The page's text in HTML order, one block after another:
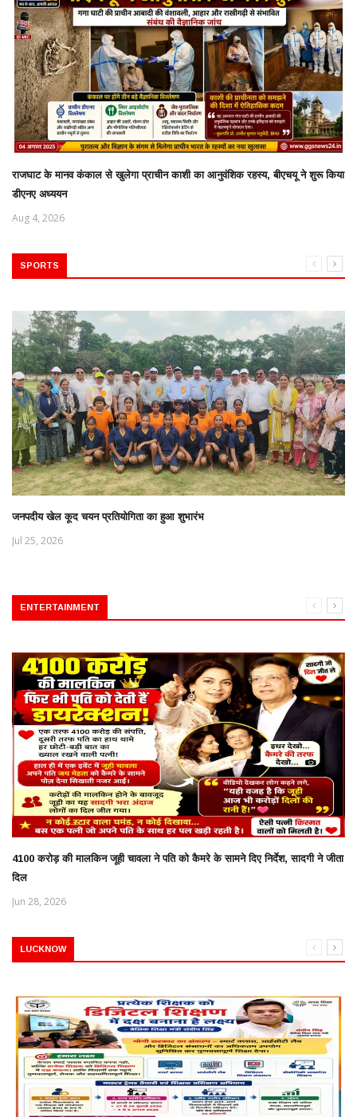
राजघाट के मानव कंकाल से खुलेगा प्राचीन काशी का आनुवंशिक रहस्य, बीएचयू ने शुरू किया
डीएनए अध्ययन
Aug 4, 2026
SPORTS
जनपदीय खेल कूद चयन प्रतियोगिता का हुआ शुभारंभ
Jul 25, 2026
ENTERTAINMENT
4100 करोड़ की मालकिन जूही चावला ने पति को कैमरे के सामने दिए निर्देश, सादगी ने जीता
दिल
Jun 28, 2026
LUCKNOW